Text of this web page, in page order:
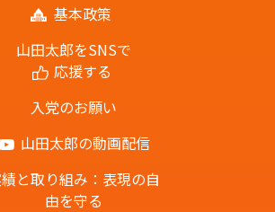
基本政策
山田太郎をSNSで
応援する
入党のお願い
山田太郎の動画配信
と取り組み：表現の自
由を守る